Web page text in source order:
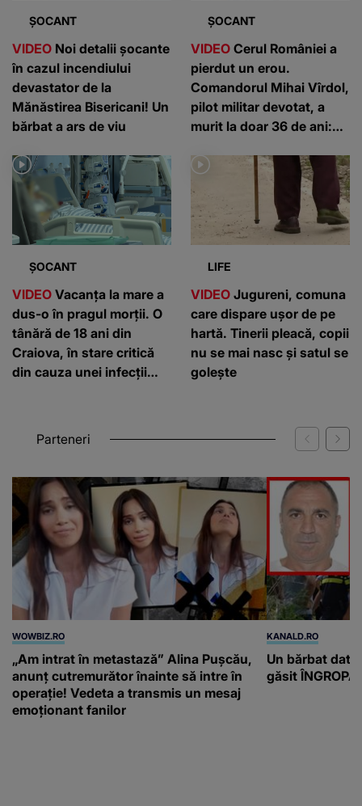
ȘOCANT
VIDEO Noi detalii șocante
în cazul incendiului
devastator de la
Mănăstirea Bisericani! Un
bărbat a ars de viu
ȘOCANT
VIDEO Cerul României a
pierdut un erou.
Comandorul Mihai Vîrdol,
pilot militar devotat, a
murit la doar 36 de ani:
ȘOCANT
VIDEO Vacanța la mare a
dus-o în pragul morții. O
tânără de 18 ani din
Craiova, în stare critică
din cauza unei infecții
LIFE
VIDEO Jugureni, comuna
care dispare ușor de pe
hartă. Tinerii pleacă, copii
nu se mai nasc și satul se
golește
Parteneri
WOWBIZ.RO
„Am intrat în metastază” Alina Pușcău,
anunț cutremurător înainte să intre în
operație! Vedeta a transmis un mesaj
emoționant fanilor
KANALD.RO
Un bărbat dat
găsit